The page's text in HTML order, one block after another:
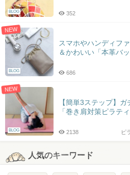
BLOG 352
NEW
BLOG
スマホやハンディフ
＆かわいい「本革バ
686
NEW
BLOG
【簡単3ステップ】
「巻き肩対策ピラティ
ピ
2138
人気のキーワード